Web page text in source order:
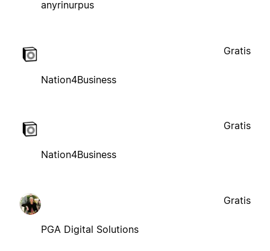
anyrinurpus
Nation4Business
Gratis
Nation4Business
Gratis
PGA Digital Solutions
Gratis